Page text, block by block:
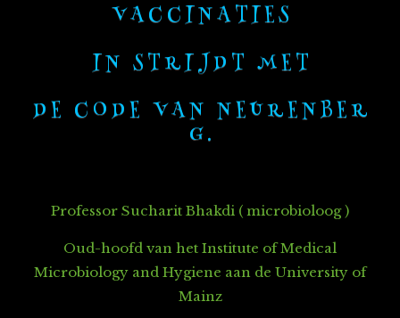
V A C C I N A T I E S
I N S T R I J D T M E T
D E C O D E V A N N E U R E N B E R
G .
Professor Sucharit Bhakdi ( microbioloog )
Oud-hoofd van het Institute of Medical
Microbiology and Hygiene aan de University of
Mainz